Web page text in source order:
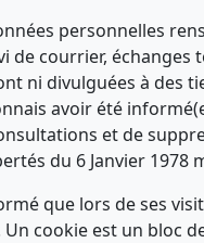
personnelles
de courrier,
ni divulguées à des
avoir été
et de
du 6 Janvier 1978
que lors de ses
cookie est un bloc